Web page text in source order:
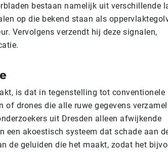
bestaan namelijk uit verschillende
op die bekend staan als
Vervolgens verzendt hij deze signalen,
is dat in tegenstelling tot conventionele
of drones die alle ruwe gegevens
uit Dresden alleen afwijkende
een akoestisch systeem dat schade aan
de geluiden die het maakt, zodat het